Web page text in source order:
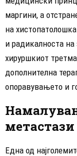
маргини, а
на хистопатолошка
и радикалноста
хируршкиот
дополнителна
опоравувањето и
метастази
Една од